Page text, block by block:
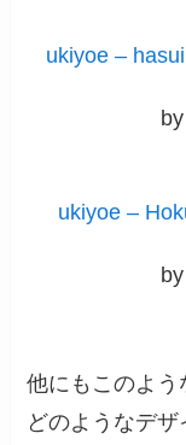
ukiyoe –
by
ukiyoe –
by
他にもこのよう
どのようなデ